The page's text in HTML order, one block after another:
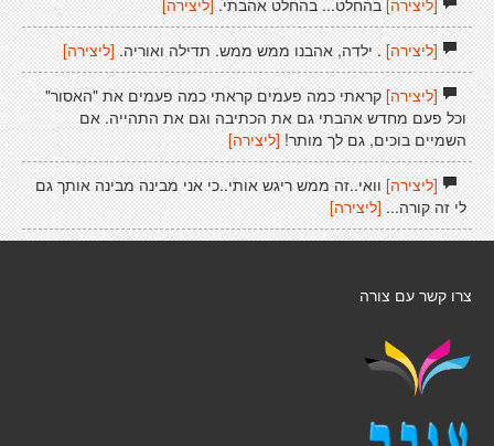
[ליצירה]בהחלט... בהחלט אהבתי. [ליצירה]
[ליצירה]. ילדה, אהבנו ממש ממש. תדילה ואוריה. [ליצירה]
[ליצירה]קראתי כמה פעמים קראתי כמה פעמים את "האסור"
וכל פעם מחדש אהבתי גם את הכתיבה וגם את התהייה. אם
השמיים בוכים, גם לך מותר![ליצירה]
[ליצירה]וואי..זה ממש ריגש אותי..כי אני מבינה מבינה אותך גם
לי זה קורה...[ליצירה]
צרו קשר עם צורה